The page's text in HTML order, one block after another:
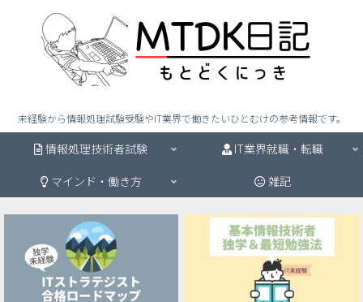
未経験から情報処理試験受験やIT業界で働きたいひとむけの参考情報です。
情報処理技術者試験
IT業界就職・転職
マインド・働き方
雑記